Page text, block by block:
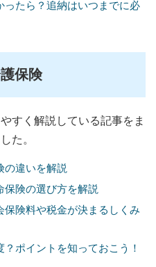
ったら？追納はいつまでに必
保険
すく解説している記事をま
た。
の違いを解説
保険の選び方を解説
険料や税金が決まるしくみ
ポイントを知っておこう！